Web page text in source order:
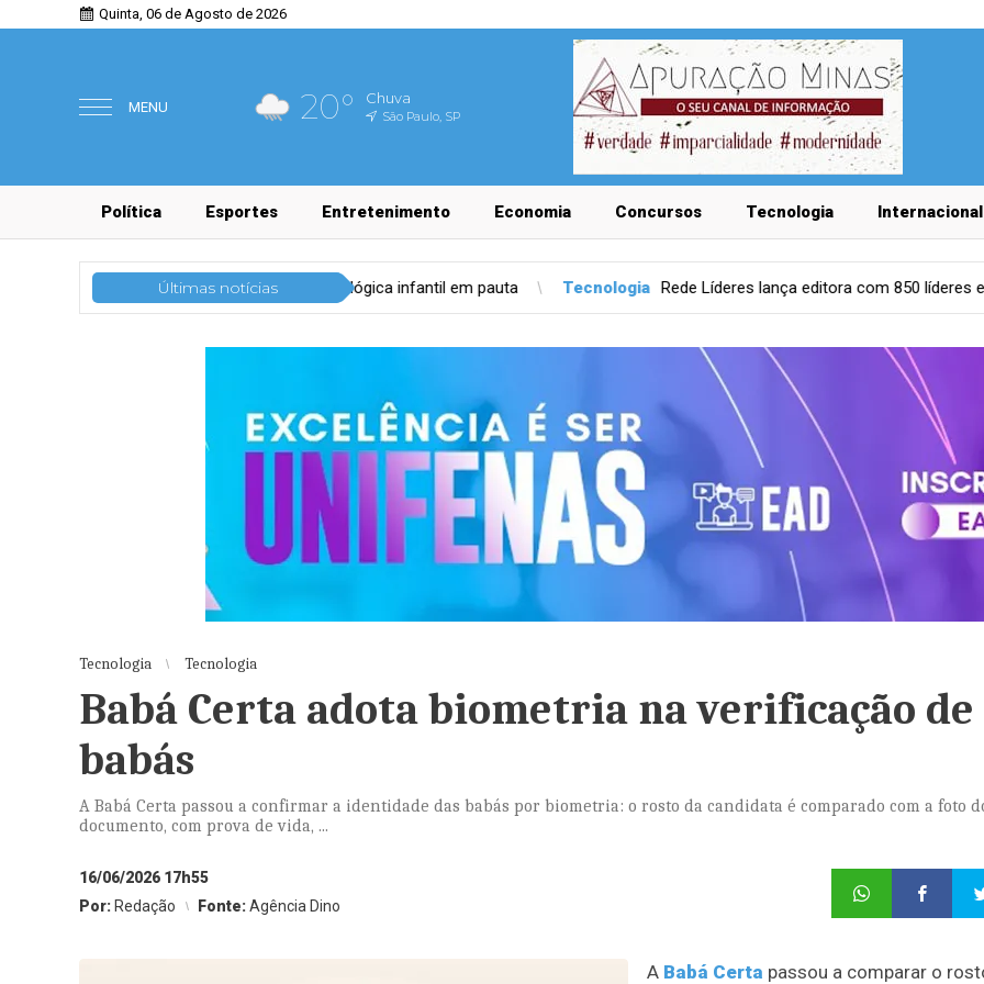
Quinta, 06 de Agosto de 2026
MENU 20° Chuva
São Paulo, SP
Política Esportes Entretenimento Economia Concursos Tecnologia Internacional
Últimas notícias
põe a consulta odontológica infantil em pauta Tecnologia Rede Líderes lança editora com 850 líderes empresariais
Tecnologia Tecnologia
Babá Certa adota biometria na verificação de
babás
A Babá Certa passou a confirmar a identidade das babás por biometria: o rosto da candidata é comparado com a foto
documento, com prova de vida, ...
16/06/2026 17h55
Por: Redação Fonte:Agência Dino
A Babá Certa passou a comparar o